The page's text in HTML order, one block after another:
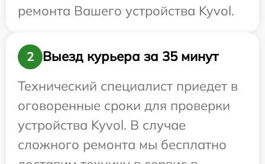
ремонта Вашего устройства Kyvol.
2
Выезд курьера за 35 минут
Технический специалист приедет в
оговоренные сроки для проверки
устройства Kyvol. В случае
сложного ремонта мы бесплатно